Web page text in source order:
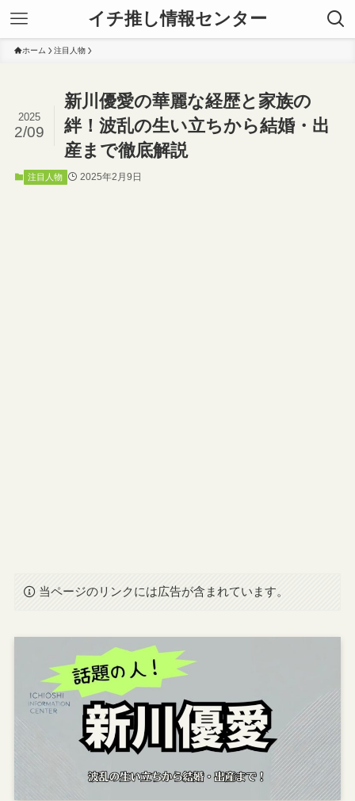
イチ推し情報センター
ホーム 注目人物
新川優愛の華麗な経歴と家族の
絆！波乱の生い立ちから結婚・出
産まで徹底解説
2025
2/09
注目人物 2025年2月9日
当ページのリンクには広告が含まれています。